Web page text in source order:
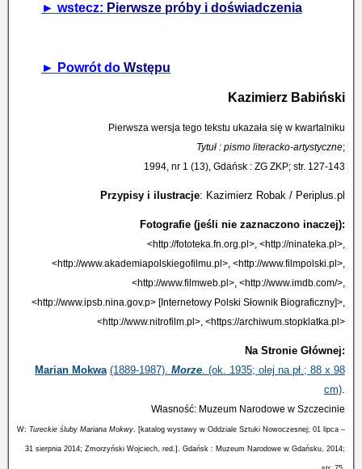
► wstecz: Pierwsze próby i doświadczenia
► Powrót do Wstępu
Kazimierz Babiński
Pierwsza wersja tego tekstu ukazała się w kwartalniku
Tytuł : pismo literacko-artystyczne;
1994, nr 1 (13), Gdańsk : ZG ZKP; str. 127-143
Przypisy i ilustracje: Kazimierz Robak / Periplus.pl
Fotografie (jeśli nie zaznaczono inaczej):
<http://fototeka.fn.org.pl>, <http://ninateka.pl>,
<http://www.akademiapolskiegofilmu.pl>, <http://www.filmpolski.pl>,
<http://www.filmweb.pl>, <http://www.imdb.com/>,
<http://www.ipsb.nina.gov.p> [Internetowy Polski Słownik Biograficzny]>,
<http://www.nitrofilm.pl>, <https://archiwum.stopklatka.pl>
Na Stronie Głównej:
Marian Mokwa (1889-1987). Morze. (ok. 1935; olej na pł.; 88 x 98
cm).
Własność: Muzeum Narodowe w Szczecinie
W: Tureckie śluby Mariana Mokwy. [katalog wystawy w Oddziale Sztuki Nowoczesnej; 01 lipca –
31 sierpnia 2014; Zmorzyński Wojciech, red.]. Gdańsk : Muzeum Narodowe w Gdańsku, 2014;